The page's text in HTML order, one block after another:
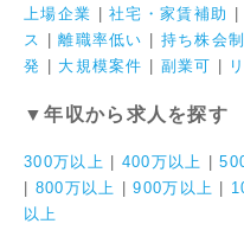
上場企業 |社宅・家賃補助
ス
|離職率低い 持ち株会
発
大規模案件 副業可
▼年収から求人を探す
300万以上 400万以上 |
800万以上 |900万以上
以上